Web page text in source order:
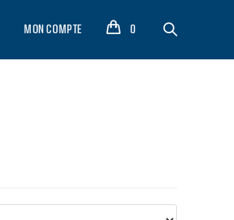
MON COMPTE 0